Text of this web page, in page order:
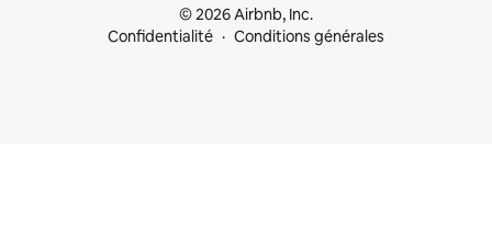
© 2026 Airbnb, Inc.
Confidentialité
Conditions générales